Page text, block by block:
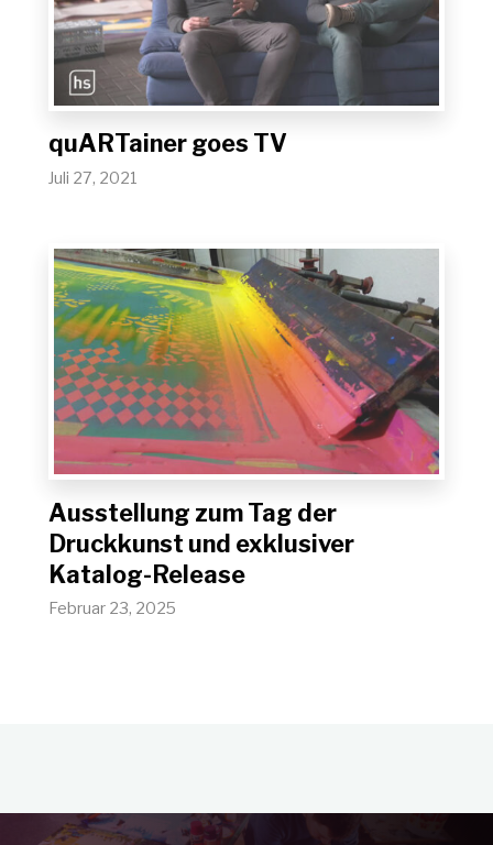
quARTainer goes TV
Juli 27, 2021
Ausstellung zum Tag der
Druckkunst und exklusiver
Katalog-Release
Februar 23, 2025